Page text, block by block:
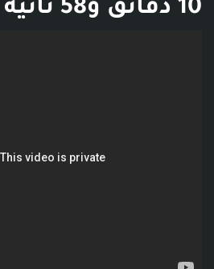
10 دقائق و58 ثانية